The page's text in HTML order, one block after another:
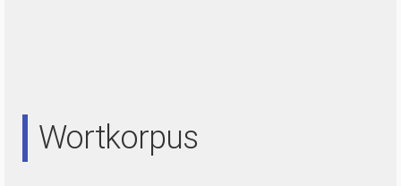
Wortkorpus